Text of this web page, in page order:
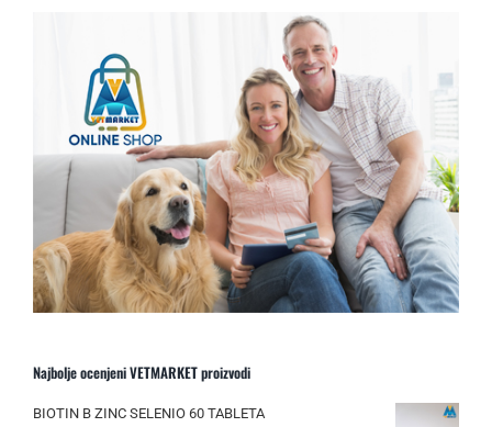
Najbolje ocenjeni VETMARKET proizvodi
BIOTIN B ZINC SELENIO 60 TABLETA